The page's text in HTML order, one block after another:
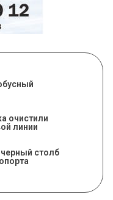
очистили
линии
столб